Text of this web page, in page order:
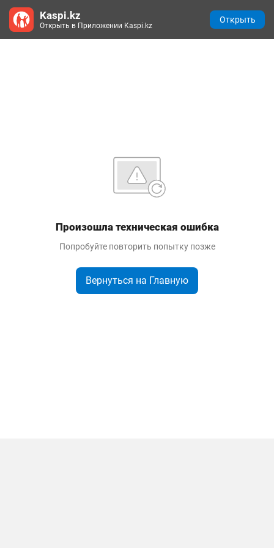
Произошла техническая ошибка
Попробуйте повторить попытку позже
Вернуться на Главную
Kaspi.kz
Открыть в Приложении Kaspi.kz
Открыть